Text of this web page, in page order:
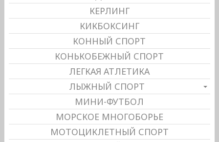
КЕРЛИНГ
КИКБОКСИНГ
КОННЫЙ СПОРТ
КОНЬКОБЕЖНЫЙ СПОРТ
ЛЕГКАЯ АТЛЕТИКА
ЛЫЖНЫЙ СПОРТ
МИНИ-ФУТБОЛ
МОРСКОЕ МНОГОБОРЬЕ
МОТОЦИКЛЕТНЫЙ СПОРТ